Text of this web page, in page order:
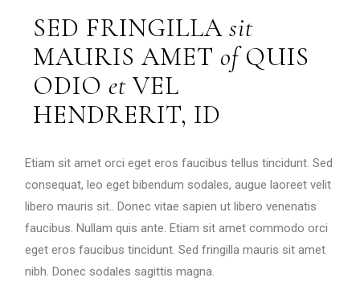
SED FRINGILLA sit
MAURIS AMET ofQUIS
ODIOet VEL
HENDRERIT, ID
Etiam sit amet orci eget eros faucibus tellus tincidunt. Sed
consequat, leo eget bibendum sodales, augue laoreet velit
libero mauris sit.. Donec vitae sapien ut libero venenatis
faucibus. Nullam quis ante. Etiam sit amet commodo orci
eget eros faucibus tincidunt. Sed fringilla mauris sit amet
nibh. Donec sodales sagittis magna.